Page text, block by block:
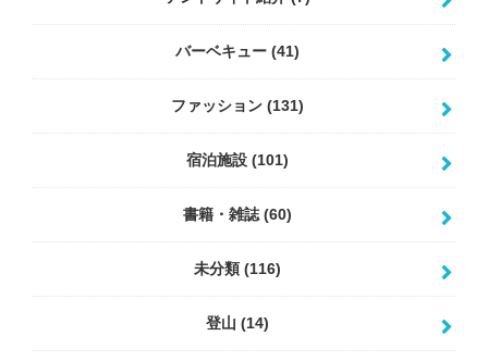
バーベキュー (41)
ファッション (131)
宿泊施設 (101)
書籍・雑誌(60)
未分類 (116)
登山 (14)